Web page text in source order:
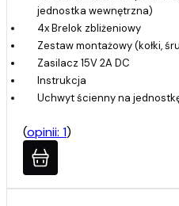
jednostka wewnętrzna)
4x Brelok zbliżeniowy
Zestaw montażowy (kołki,
Zasilacz 15V 2A DC
Instrukcja
Uchwyt ścienny na
(opinii: 1)